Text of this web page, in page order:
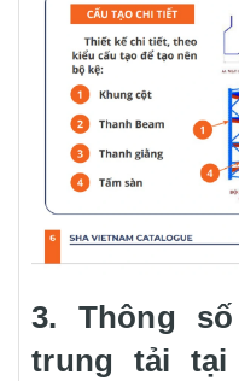
3. Thông
trung tải tại